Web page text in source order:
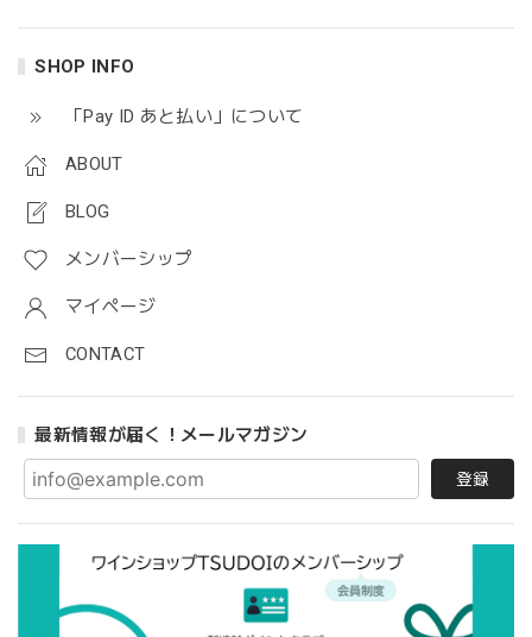
SHOP INFO
「Pay ID あと払い」について
ABOUT
BLOG
メンバーシップ
マイページ
CONTACT
最新情報が届く！メールマガジン
登録